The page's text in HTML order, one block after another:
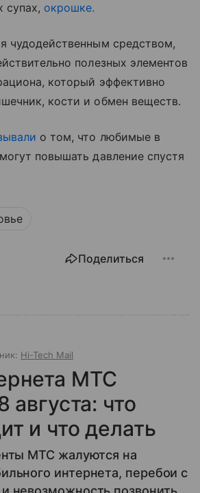
супах, окрошке.
чудодейственным средством,
полезных элементов
который эффективно
кости и обмен веществ.
о том, что любимые в
повышать давление спустя
Поделиться
Hi-Tech Mail
МТС
августа: что
и что делать
МТС жалуются на
интернета, перебои с